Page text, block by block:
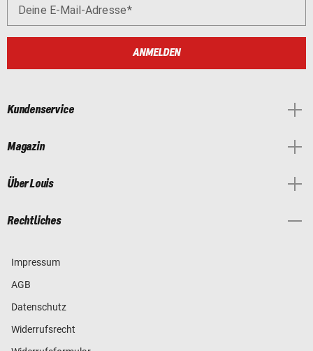
Deine E-Mail-Adresse
ANMELDEN
Kundenservice
Magazin
Über Louis
Rechtliches
Impressum
AGB
Datenschutz
Widerrufsrecht